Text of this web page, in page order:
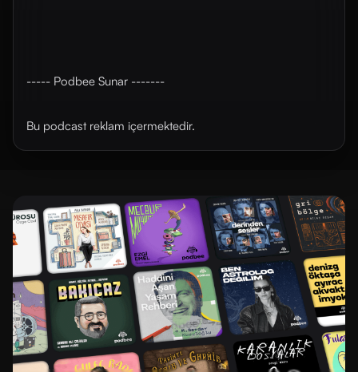
----- Podbee Sunar -------
Bu podcast reklam içermektedir.